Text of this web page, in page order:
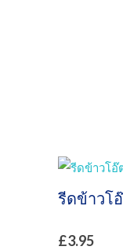
รีดข้าวโ
£3.95